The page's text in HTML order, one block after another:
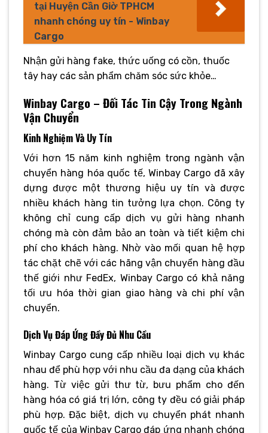
tại Huyện Cần Giờ TPHCM
nhanh chóng uy tín - Winbay
Cargo
Nhận gửi hàng fake, thức uống có cồn, thuốc
tây hay các sản phẩm chăm sóc sức khỏe…
Winbay Cargo – Đối Tác Tin Cậy Trong Ngành
Vận Chuyển
Kinh Nghiệm Và Uy Tín
Với hơn 15 năm kinh nghiệm trong ngành vận
chuyển hàng hóa quốc tế, Winbay Cargo đã xây
dựng được một thương hiệu uy tín và được
nhiều khách hàng tin tưởng lựa chọn. Công ty
không chỉ cung cấp dịch vụ gửi hàng nhanh
chóng mà còn đảm bảo an toàn và tiết kiệm chi
phí cho khách hàng. Nhờ vào mối quan hệ hợp
tác chặt chẽ với các hãng vận chuyển hàng đầu
thế giới như FedEx, Winbay Cargo có khả năng
tối ưu hóa thời gian giao hàng và chi phí vận
chuyển.
Dịch Vụ Đáp Ứng Đầy Đủ Nhu Cầu
Winbay Cargo cung cấp nhiều loại dịch vụ khác
nhau để phù hợp với nhu cầu đa dạng của khách
hàng. Từ việc gửi thư từ, bưu phẩm cho đến
hàng hóa có giá trị lớn, công ty đều có giải pháp
phù hợp. Đặc biệt, dịch vụ chuyển phát nhanh
quốc tế của Winbay Cargo đáp ứng nhanh chóng